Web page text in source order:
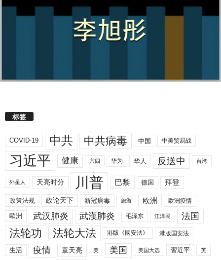
标签
COVID-19 中共 中共病毒 中国 中美贸易战
习近平 健康 六四 华为 华人 反送中 台湾
外星人 天亮时分 川普 巴黎 德国 拜登
政策法规 政论天下 新冠病毒 旅游 欧洲 欧洲疫情
歐洲 武汉肺炎 武漢肺炎 毛泽东 江泽民 法国
法轮功 法轮大法 港版《國安法》 港版国安法
生活 疫情 章天亮 美 美国 美国大选 習近平 英